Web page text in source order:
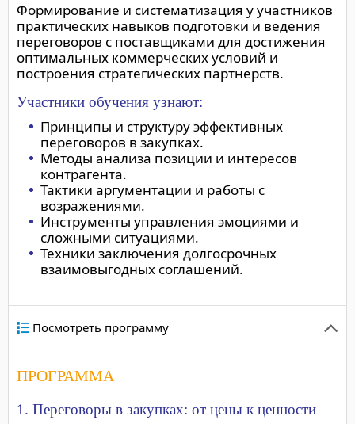
Формирование и систематизация у участников
практических навыков подготовки и ведения
переговоров с поставщиками для достижения
оптимальных коммерческих условий и
построения стратегических партнерств.
Участники обучения узнают:
Принципы и структуру эффективных
переговоров в закупках.
Методы анализа позиции и интересов
контрагента.
Тактики аргументации и работы с
возражениями.
Инструменты управления эмоциями и
сложными ситуациями.
Техники заключения долгосрочных
взаимовыгодных соглашений.
Посмотреть программу
ПРОГРАММА
1. Переговоры в закупках: от цены к ценности